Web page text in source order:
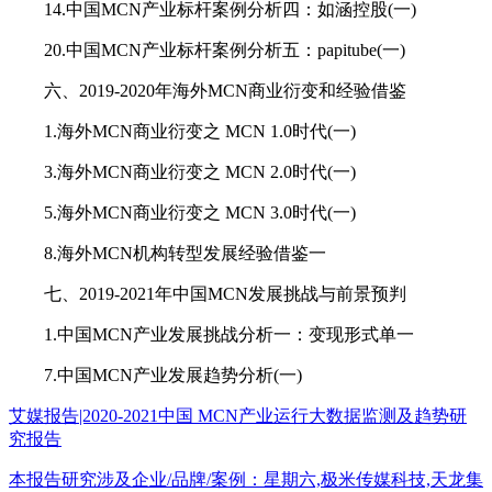
14.中国MCN产业标杆案例分析四：如涵控股(一)
20.中国MCN产业标杆案例分析五：papitube(一)
六、2019-2020年海外MCN商业衍变和经验借鉴
1.海外MCN商业衍变之 MCN 1.0时代(一)
3.海外MCN商业衍变之 MCN 2.0时代(一)
5.海外MCN商业衍变之 MCN 3.0时代(一)
8.海外MCN机构转型发展经验借鉴一
七、2019-2021年中国MCN发展挑战与前景预判
1.中国MCN产业发展挑战分析一：变现形式单一
7.中国MCN产业发展趋势分析(一)
艾媒报告|2020-2021中国 MCN产业运行大数据监测及趋势研
究报告
本报告研究涉及企业/品牌/案例：星期六,极米传媒科技,天龙集